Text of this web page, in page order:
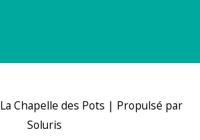
La Chapelle des Pots | Propulsé par
Soluris